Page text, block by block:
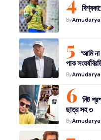
By
‘আমি
পাক
By
নিট
ছাত্র সহ ৩
By